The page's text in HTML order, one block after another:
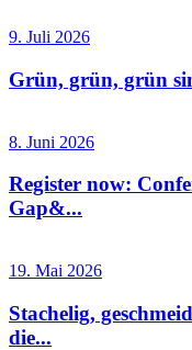
9. Juli 2026
Grün, grün, grün
8. Juni 2026
Register now:
Gap&...
19. Mai 2026
Stachelig,
die...